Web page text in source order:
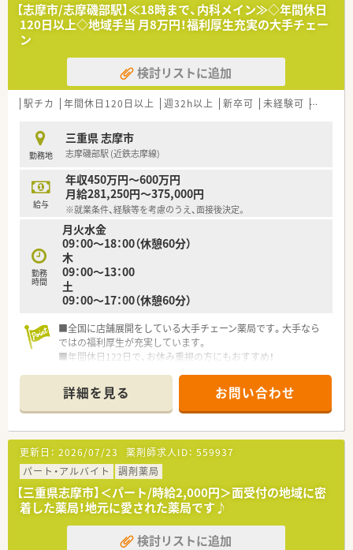
【志摩市/志摩磯部駅】≪18時まで、内科メイン≫◇年間休日
120日以上◇地域手当 月8万円！福利厚生充実の大手チェー
ン
検討リストに追加
駅チカ 年間休日120日以上 週32h以上 新卒可 未経験可 ブラン
勤務地
三重県 志摩市
志摩磯部駅 (近鉄志摩線)
給与
年収450万円～600万円
月給281,250円～375,000円
※就業条件、経験等を考慮のうえ、面接後決定。
勤務
時間
月火水金
09：00～18：00（休憩60分）
木
09：00～13：00
土
09：00～17：00（休憩60分）
■全国に店舗展開をしている大手チェーン薬局です。大手なら
ではの福利厚生が充実しています。
■年間休日122日で、お休み重視の方にもおすすめ！
■新卒や第二新卒の方も、安心してご入社いだける環境です。
■内科, 消化器科ほか複数科目を応需しており、スキルアップが
できる環境です！
■地域手当も充実しています。
詳細を見る お問い合わせ
更新日： 2026/07/23 薬剤師求人ID： 559937
パート・アルバイト
調剤薬局
【三重県志摩市】＜パート/時給2,000円＞面受付の地域に密
着した薬局！地元に愛された薬局です♪
検討リストに追加